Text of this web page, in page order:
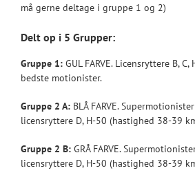
må gerne deltage i gruppe 1 og 2)
Delt op i 5 Grupper:
Gruppe 1: GUL FARVE. Licensryttere B,
bedste motionister.
Gruppe 2 A: BLÅ FARVE.
licensryttere D, H-50 (hastighed 38-39
Gruppe 2 B: GRÅ FARVE.
licensryttere D, H-50 (hastighed 38-39